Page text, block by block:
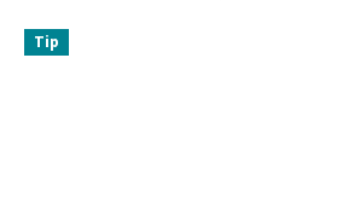
Tip